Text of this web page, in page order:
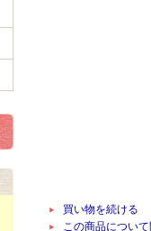
買い物を続ける
この商品につい